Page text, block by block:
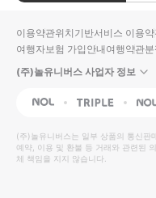
이용약관위치기반서비스 이용
여행자보험 가입안내여행약관
(주)놀유니버스 사업자 정보
NOL Triple
(주)놀유니버스는 일부 상품의 통신판
예약, 이용 및 환불 등 거래와 관련된
체 책임을 지지 않습니다.